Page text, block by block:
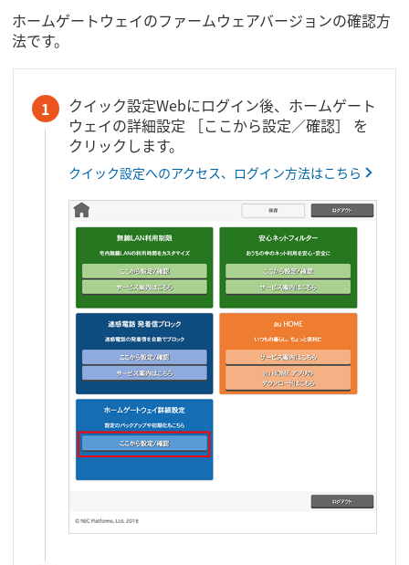
ホームゲートウェイのファームウェアバージョンの確認方
法です。
1
クイック設定Webにログイン後、ホームゲート
ウェイの詳細設定 ［ここから設定／確認］ を
クリックします。
クイック設定へのアクセス、ログイン方法はこちら